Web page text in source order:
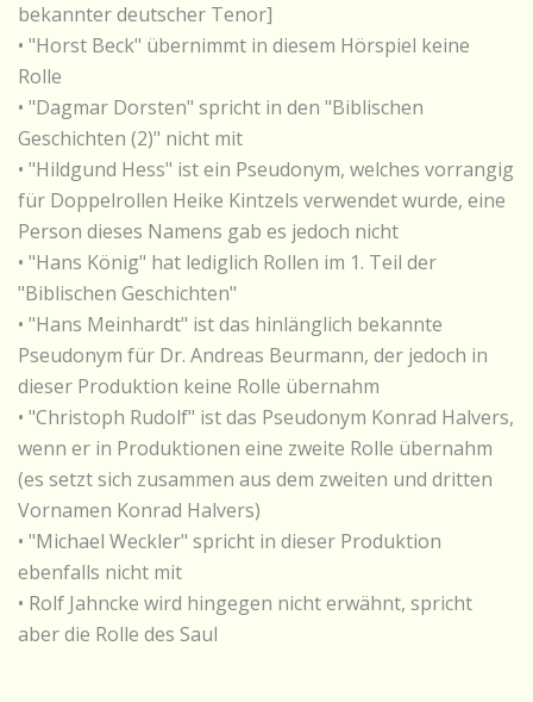
bekannter deutscher Tenor]
• "Horst Beck" übernimmt in diesem Hörspiel keine
Rolle
• "Dagmar Dorsten" spricht in den "Biblischen
Geschichten (2)" nicht mit
• "Hildgund Hess" ist ein Pseudonym, welches vorrangig
für Doppelrollen Heike Kintzels verwendet wurde, eine
Person dieses Namens gab es jedoch nicht
• "Hans König" hat lediglich Rollen im 1. Teil der
"Biblischen Geschichten"
• "Hans Meinhardt" ist das hinlänglich bekannte
Pseudonym für Dr. Andreas Beurmann, der jedoch in
dieser Produktion keine Rolle übernahm
• "Christoph Rudolf" ist das Pseudonym Konrad Halvers,
wenn er in Produktionen eine zweite Rolle übernahm
(es setzt sich zusammen aus dem zweiten und dritten
Vornamen Konrad Halvers)
• "Michael Weckler" spricht in dieser Produktion
ebenfalls nicht mit
• Rolf Jahncke wird hingegen nicht erwähnt, spricht
aber die Rolle des Saul